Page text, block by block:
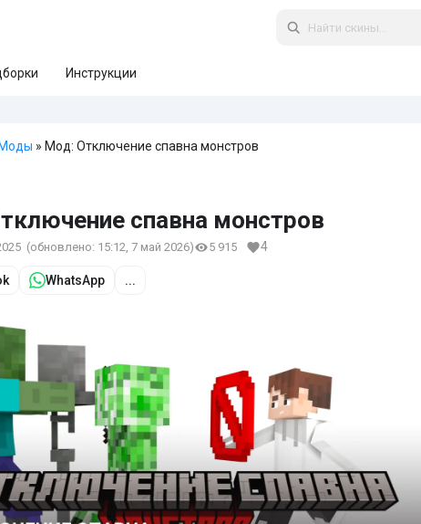
Инструкции
Моды » Мод: Отключение спавна монстров
спавна монстров
(обновлено: 15:12, 7 май 2026) 5 915 4
WhatsApp ...